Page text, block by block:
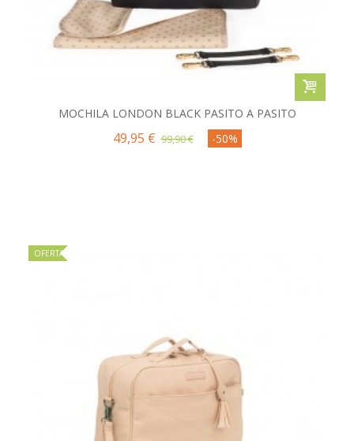
MOCHILA LONDON BLACK PASITO A PASITO
49,95 € 99,90 € -50%
OFERTA